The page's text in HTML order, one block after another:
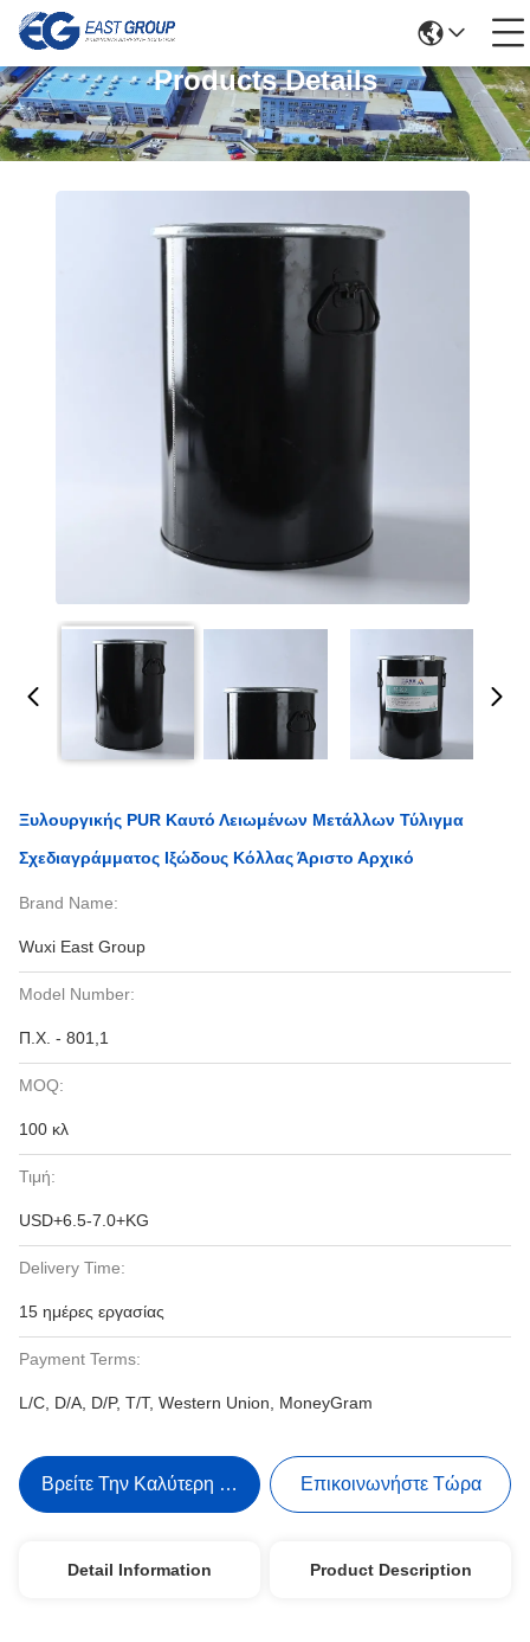
Products Details
Ξυλουργικής PUR Καυτό Λειωμένων Μετάλλων Τύλιγμα
Σχεδιαγράμματος Ιξώδους Κόλλας Άριστο Αρχικό
Brand Name:
Wuxi East Group
Model Number:
Π.Χ. - 801,1
MOQ:
100 κλ
Τιμή:
USD+6.5-7.0+KG
Delivery Time:
15 ημέρες εργασίας
Payment Terms:
L/C, D/A, D/P, T/T, Western Union, MoneyGram
Βρείτε Την Καλύτερη Τιμή Επικοινωνήστε Τώρα
Detail Information Product Description